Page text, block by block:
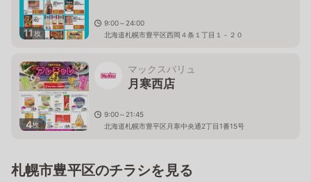
11枚
9:00～24:00
北海道札幌市豊平区西岡４条１丁目１－２０
4枚
マックスバリュ
月寒西店
9:00～21:45
北海道札幌市豊平区月寒中央通2丁目1番15号
札幌市豊平区のチラシを見る